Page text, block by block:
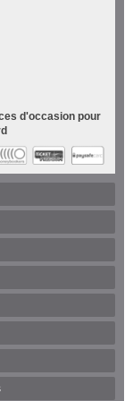
d'occasion pour